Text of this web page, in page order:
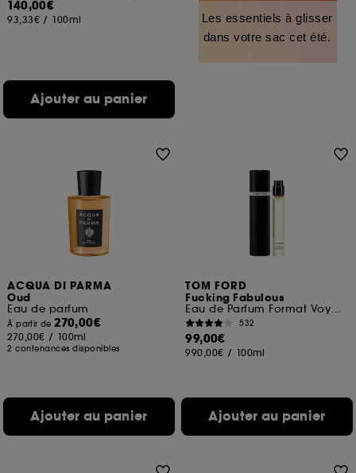
140,00€
93,33€ / 100ml
Ajouter au panier
Les essentiels à glisser
dans votre sac cet été.
ACQUA DI PARMA
Oud
Eau de parfum
À partir de270,00€
270,00€ / 100ml
2 contenances disponibles
Ajouter au panier
TOM FORD
Fucking Fabulous
Eau de Parfum Format Voyage
532
99,00€
990,00€ / 100ml
Ajouter au panier